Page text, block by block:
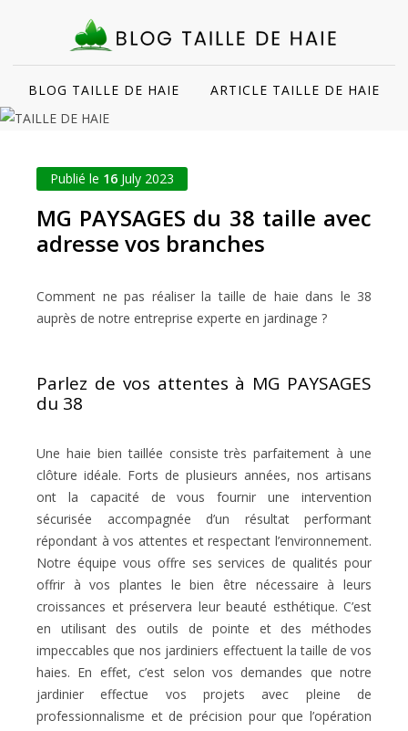
BLOG TAILLE DE HAIE ARTICLE TAILLE DE HAIE
Publié le 16 July 2023
MG PAYSAGES du 38 taille avec
adresse vos branches
Comment ne pas réaliser la taille de haie dans le 38
auprès de notre entreprise experte en jardinage ?
Parlez de vos attentes à MG PAYSAGES
du 38
Une haie bien taillée consiste très parfaitement à une
clôture idéale. Forts de plusieurs années, nos artisans
ont la capacité de vous fournir une intervention
sécurisée accompagnée d’un résultat performant
répondant à vos attentes et respectant l’environnement.
Notre équipe vous offre ses services de qualités pour
offrir à vos plantes le bien être nécessaire à leurs
croissances et préservera leur beauté esthétique. C’est
en utilisant des outils de pointe et des méthodes
impeccables que nos jardiniers effectuent la taille de vos
haies. En effet, c’est selon vos demandes que notre
jardinier effectue vos projets avec pleine de
professionnalisme et de précision pour que l’opération